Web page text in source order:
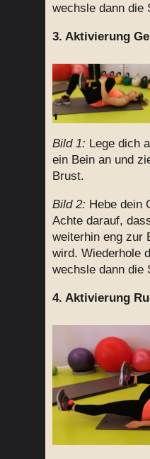
wechsle dann die
3. Aktivierung
Bild 1: Lege dich
ein Bein an und
Brust.
Bild 2: Hebe dein
Achte darauf,
weiterhin eng zur
wird. Wiederhole
wechsle dann die
4. Aktivierung